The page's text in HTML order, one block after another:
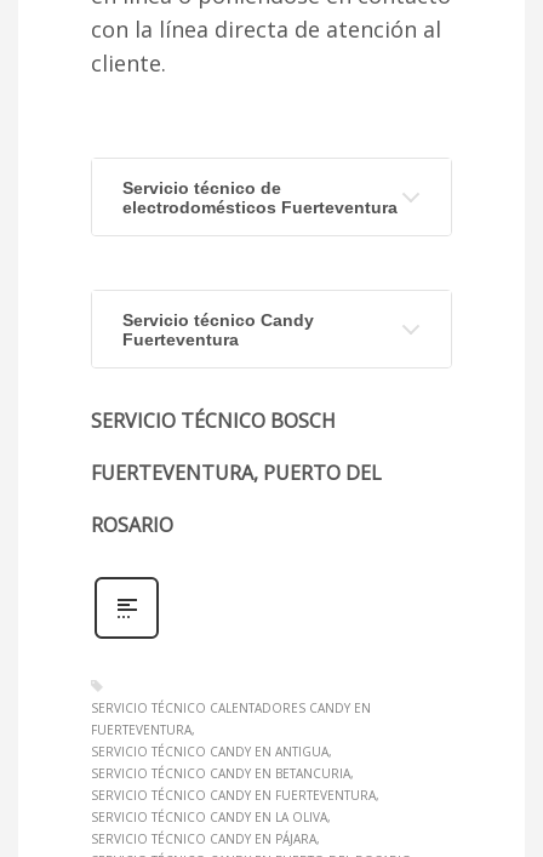
con la línea directa de atención al
cliente.
Servicio técnico de
electrodomésticos Fuerteventura
Servicio técnico Candy
Fuerteventura
SERVICIO TÉCNICO BOSCH
FUERTEVENTURA, PUERTO DEL
ROSARIO
SERVICIO TÉCNICO CALENTADORES CANDY EN
FUERTEVENTURA
SERVICIO TÉCNICO CANDY EN ANTIGUA
SERVICIO TÉCNICO CANDY EN BETANCURIA
SERVICIO TÉCNICO CANDY EN FUERTEVENTURA
SERVICIO TÉCNICO CANDY EN LA OLIVA
SERVICIO TÉCNICO CANDY EN PÁJARA